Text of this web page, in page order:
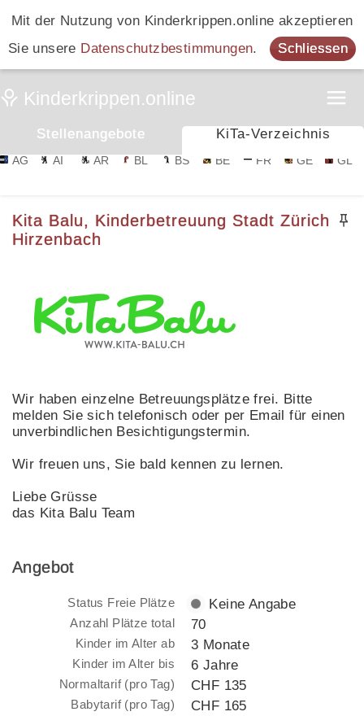
Mit der Nutzung von Kinderkrippen.online akzeptieren
Sie unsere Datenschutzbestimmungen. Schliessen
Stellenangebote KiTa-Verzeichnis
AG AI AR BL BS BE FR GE GL
Kita Balu, Kinderbetreuung Stadt Zürich
Hirzenbach
Wir haben einzelne Betreuungsplätze frei. Bitte
melden Sie sich telefonisch oder per Email für einen
unverbindlichen Besichtigungstermin.
Wir freuen uns, Sie bald kennen zu lernen.
Liebe Grüsse
das Kita Balu Team
Angebot
Status Freie Plätze Keine Angabe
Anzahl Plätze total 70
Kinder im Alter ab 3 Monate
Kinder im Alter bis 6 Jahre
Normaltarif (pro Tag) CHF 135
Babytarif (pro Tag) CHF 165